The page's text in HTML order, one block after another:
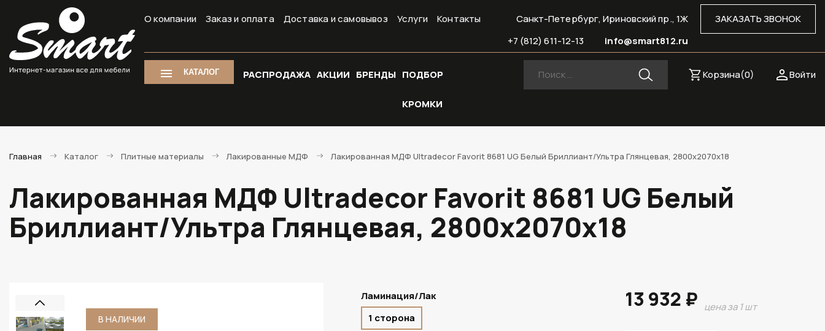
О компании Заказ и оплата Доставка и самовывоз Услуги Контакты ЗАКАЗАТЬ ЗВОНОК
Санкт-Петербург, Ириновский пр., 1Ж
info@smart812.ru
+7 (812) 611-12-13
КАТАЛОГ РАСПРОДАЖА АКЦИИ БРЕНДЫ ПОДБОР
КРОМКИ
Войти
Корзина(0)
Главная Каталог Плитные материалы Лакированные МДФ Лакированная МДФ Ultradecor Favorit 8681 UG Белый Бриллиант/Ультра Глянцевая, 2800х2070х18
Лакированная МДФ Ultradecor Favorit 8681 UG Белый
Бриллиант/Ультра Глянцевая, 2800х2070х18
В НАЛИЧИИ В НАЛИЧИИ
Ламинация/Лак
1 сторона
13 932 ₽ цена за 1 шт